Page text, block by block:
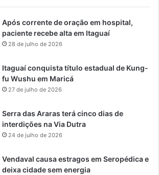
Após corrente de oração em hospital,
paciente recebe alta em Itaguaí
28 de julho de 2026
Itaguaí conquista título estadual de Kung-
fu Wushu em Maricá
27 de julho de 2026
Serra das Araras terá cinco dias de
interdições na Via Dutra
24 de julho de 2026
Vendaval causa estragos em Seropédica e
deixa cidade sem energia